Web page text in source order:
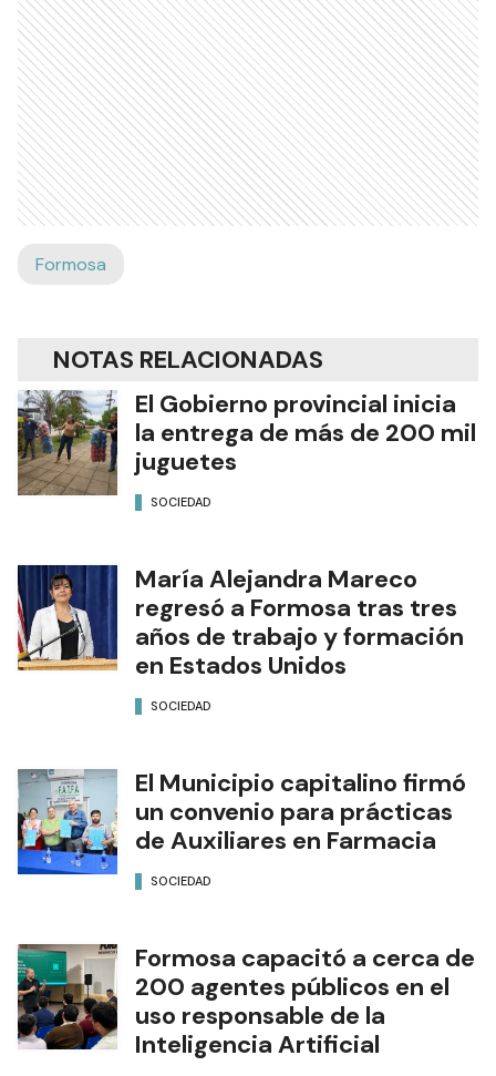
Formosa
NOTAS RELACIONADAS
El Gobierno provincial inicia
la entrega de más de 200 mil
juguetes
SOCIEDAD
María Alejandra Mareco
regresó a Formosa tras tres
años de trabajo y formación
en Estados Unidos
SOCIEDAD
El Municipio capitalino firmó
un convenio para prácticas
de Auxiliares en Farmacia
SOCIEDAD
Formosa capacitó a cerca de
200 agentes públicos en el
uso responsable de la
Inteligencia Artificial